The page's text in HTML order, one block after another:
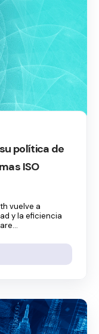
política de
ISO
vuelve a
y la eficiencia